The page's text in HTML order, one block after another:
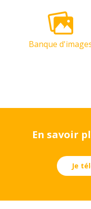
Banque
En savoir
Je